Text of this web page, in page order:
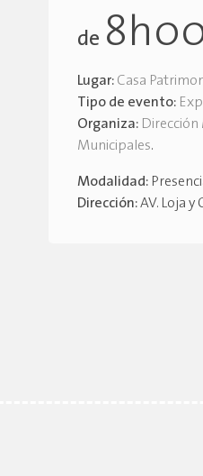
de
Lugar: Casa
Tipo de evento:
Organiza:
Municipales.
Modalidad:
Dirección:AV. Loja y